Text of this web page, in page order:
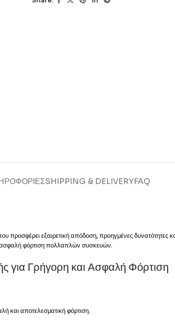
SHIPPING & DELIVERYFAQ
εξαιρετική απόδοση, προηγμένες δυνατότητες
ασφαλή φόρτιση πολλαπλών συσκευών.
Γρήγορη και Ασφαλή Φόρτιση
και αποτελεσματική φόρτιση.